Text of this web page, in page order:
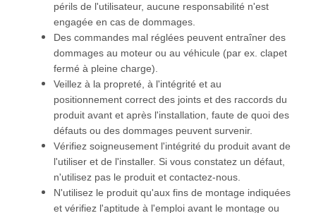
périls de l'utilisateur, aucune responsabilité n'est
engagée en cas de dommages.
Des commandes mal réglées peuvent entraîner des
dommages au moteur ou au véhicule (par ex. clapet
fermé à pleine charge).
Veillez à la propreté, à l'intégrité et au
positionnement correct des joints et des raccords du
produit avant et après l'installation, faute de quoi des
défauts ou des dommages peuvent survenir.
Vérifiez soigneusement l'intégrité du produit avant de
l'utiliser et de l'installer. Si vous constatez un défaut,
n'utilisez pas le produit et contactez-nous.
N'utilisez le produit qu'aux fins de montage indiquées
et vérifiez l'aptitude à l'emploi avant le montage ou